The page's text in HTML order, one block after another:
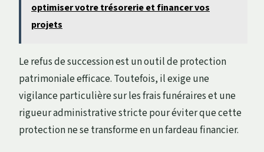
optimiser votre trésorerie et financer vos
projets
Le refus de succession est un outil de protection
patrimoniale efficace. Toutefois, il exige une
vigilance particulière sur les frais funéraires et une
rigueur administrative stricte pour éviter que cette
protection ne se transforme en un fardeau financier.